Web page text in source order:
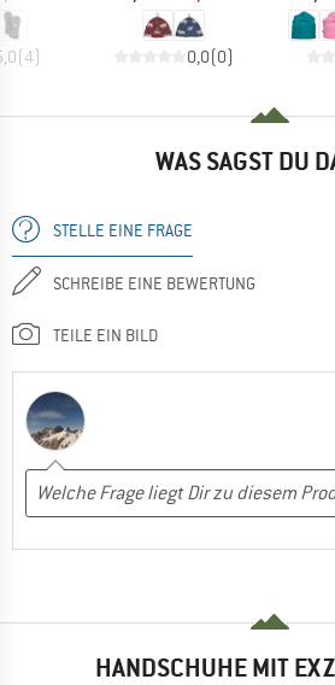
(4) 0,0(0)
WAS SAGST DU
STELLE EINE FRAGE
SCHREIBE EINE BEWERTUNG
TEILE EIN BILD
HANDSCHUHE MIT